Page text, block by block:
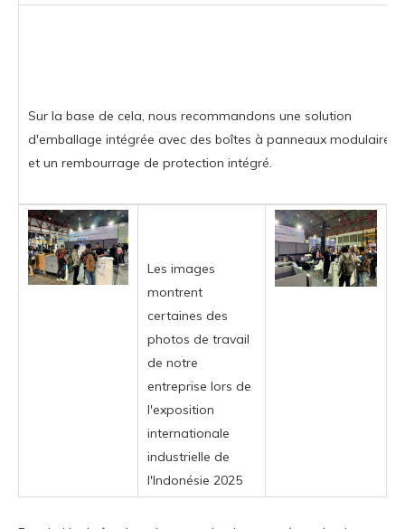
Sur la base de cela, nous recommandons une solution
d'emballage intégrée avec des boîtes à panneaux modulaires
et un rembourrage de protection intégré.
Les images
montrent
certaines des
photos de travail
de notre
entreprise lors de
l'exposition
internationale
industrielle de
l'Indonésie 2025